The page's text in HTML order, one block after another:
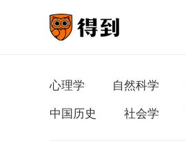
心理学 自然科学
中国历史
社会学